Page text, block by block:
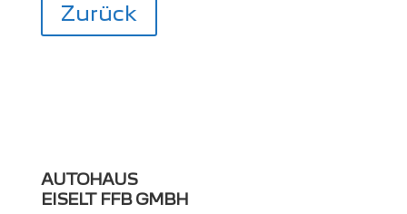
Zurück
AUTOHAUS
EISELT FFB GMBH